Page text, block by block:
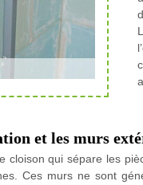
et les murs
cloison qui sépare les
Ces murs ne sont